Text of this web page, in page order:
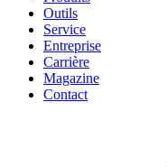
Outils
Service
Entreprise
Carrière
Magazine
Contact